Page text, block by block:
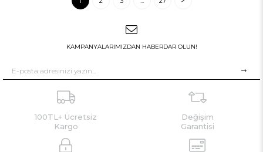
KAMPANYALARIMIZDAN HABERDAR OLUN!
100TL+ Ücretsiz
Kargo
Değişim
Garantisi